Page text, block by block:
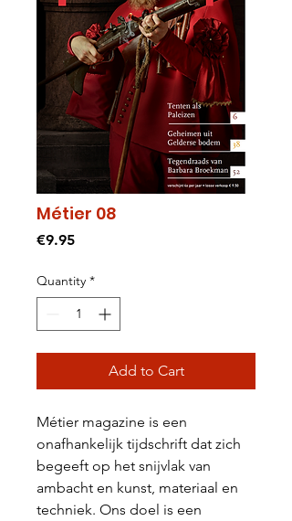
Métier 08
€9.95Price
Quantity *
Add to Cart
Métier magazine is een
onafhankelijk tijdschrift dat zich
begeeft op het snijvlak van
ambacht en kunst, materiaal en
techniek. Ons doel is een